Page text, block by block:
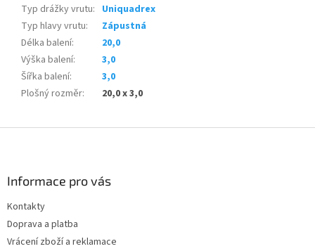
Typ drážky vrutu: Uniquadrex
Typ hlavy vrutu:
Zápustná
Délka balení:
20,0
Výška balení:
3,0
Šířka balení:
3,0
Plošný rozměr: 20,0 x 3,0
Informace pro vás
Kontakty
Doprava a platba
Vrácení zboží a reklamace